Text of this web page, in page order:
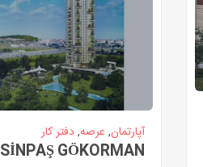
آپارتمان, عرصه,دفتر کار
SİNPAŞ GÖKORMAN